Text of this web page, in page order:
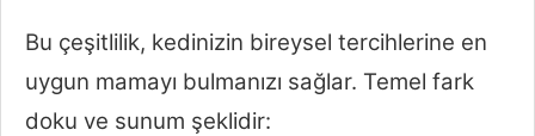
Bu çeşitlilik, kedinizin bireysel tercihlerine en
uygun mamayı bulmanızı sağlar. Temel fark
doku ve sunum şeklidir: